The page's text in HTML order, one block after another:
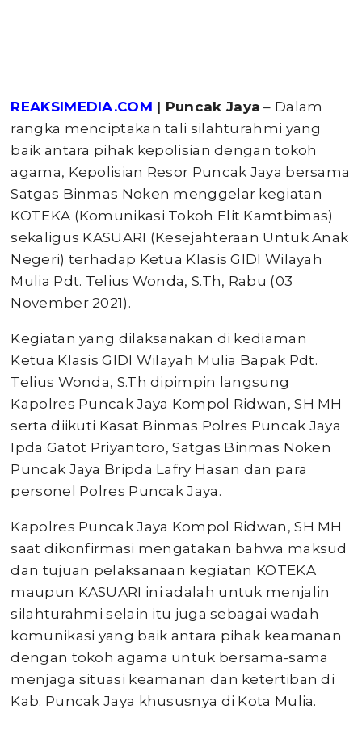
REAKSIMEDIA.COM | Puncak Jaya – Dalam
rangka menciptakan tali silahturahmi yang
baik antara pihak kepolisian dengan tokoh
agama, Kepolisian Resor Puncak Jaya bersama
Satgas Binmas Noken menggelar kegiatan
KOTEKA (Komunikasi Tokoh Elit Kamtbimas)
sekaligus KASUARI (Kesejahteraan Untuk Anak
Negeri) terhadap Ketua Klasis GIDI Wilayah
Mulia Pdt. Telius Wonda, S.Th, Rabu (03
November 2021).
Kegiatan yang dilaksanakan di kediaman
Ketua Klasis GIDI Wilayah Mulia Bapak Pdt.
Telius Wonda, S.Th dipimpin langsung
Kapolres Puncak Jaya Kompol Ridwan, SH MH
serta diikuti Kasat Binmas Polres Puncak Jaya
Ipda Gatot Priyantoro, Satgas Binmas Noken
Puncak Jaya Bripda Lafry Hasan dan para
personel Polres Puncak Jaya.
Kapolres Puncak Jaya Kompol Ridwan, SH MH
saat dikonfirmasi mengatakan bahwa maksud
dan tujuan pelaksanaan kegiatan KOTEKA
maupun KASUARI ini adalah untuk menjalin
silahturahmi selain itu juga sebagai wadah
komunikasi yang baik antara pihak keamanan
dengan tokoh agama untuk bersama-sama
menjaga situasi keamanan dan ketertiban di
Kab. Puncak Jaya khususnya di Kota Mulia.